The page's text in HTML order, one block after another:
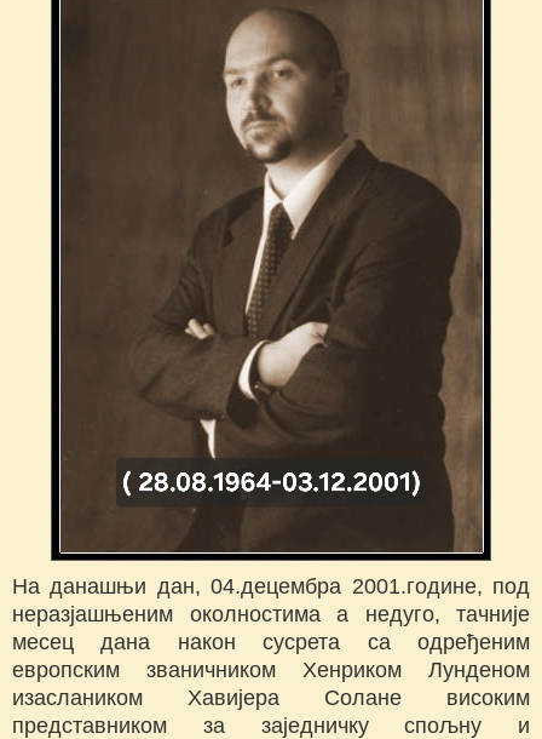
На данашњи дан, 04.децембра 2001.године, под
неразјашњеним околностима а недуго, тачније
месец дана након сусрета са одређеним
европским званичником Хенриком Лунденом
изаслаником Хавијера Солане високим
представником за заједничку спољну и